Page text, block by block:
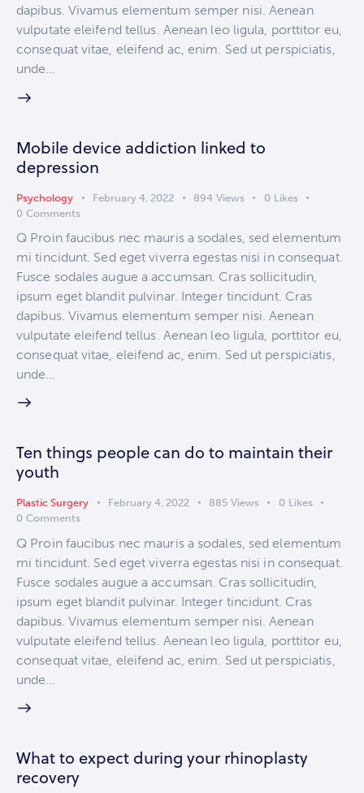
dapibus. Vivamus elementum semper nisi. Aenean
vulputate eleifend tellus. Aenean leo ligula, porttitor eu,
consequat vitae, eleifend ac, enim. Sed ut perspiciatis,
unde…
Mobile device addiction linked to
depression
Psychology February 4, 2022 894 Views 0 Likes
0 Comments
Q Proin faucibus nec mauris a sodales, sed elementum
mi tincidunt. Sed eget viverra egestas nisi in consequat.
Fusce sodales augue a accumsan. Cras sollicitudin,
ipsum eget blandit pulvinar. Integer tincidunt. Cras
dapibus. Vivamus elementum semper nisi. Aenean
vulputate eleifend tellus. Aenean leo ligula, porttitor eu,
consequat vitae, eleifend ac, enim. Sed ut perspiciatis,
unde…
Ten things people can do to maintain their
youth
Plastic Surgery February 4, 2022 885 Views 0 Likes
0 Comments
Q Proin faucibus nec mauris a sodales, sed elementum
mi tincidunt. Sed eget viverra egestas nisi in consequat.
Fusce sodales augue a accumsan. Cras sollicitudin,
ipsum eget blandit pulvinar. Integer tincidunt. Cras
dapibus. Vivamus elementum semper nisi. Aenean
vulputate eleifend tellus. Aenean leo ligula, porttitor eu,
consequat vitae, eleifend ac, enim. Sed ut perspiciatis,
unde…
What to expect during your rhinoplasty
recovery